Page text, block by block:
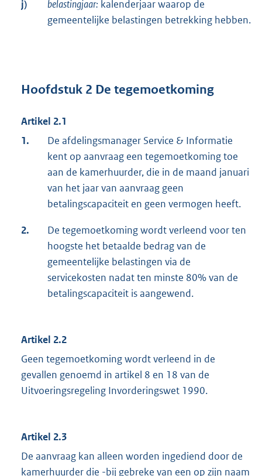
j) belastingjaar: kalenderjaar waarop de
gemeentelijke belastingen betrekking hebben.
Hoofdstuk 2 De tegemoetkoming
Artikel 2.1
1.
De afdelingsmanager Service & Informatie
kent op aanvraag een tegemoetkoming toe
aan de kamerhuurder, die in de maand januari
van het jaar van aanvraag geen
betalingscapaciteit en geen vermogen heeft.
2.
De tegemoetkoming wordt verleend voor ten
hoogste het betaalde bedrag van de
gemeentelijke belastingen via de
servicekosten nadat ten minste 80% van de
betalingscapaciteit is aangewend.
Artikel 2.2
Geen tegemoetkoming wordt verleend in de
gevallen genoemd in artikel 8 en 18 van de
Uitvoeringsregeling Invorderingswet 1990.
Artikel 2.3
De aanvraag kan alleen worden ingediend door de
kamerhuurder die -bij gebreke van een op zijn naam